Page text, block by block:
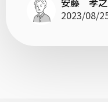
2023/08/